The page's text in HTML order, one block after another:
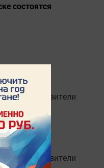
состоятся
- представители
- юрист;
- представители